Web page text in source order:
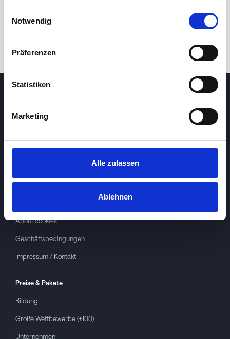
Notwendig
Präferenzen
Statistiken
Marketing
Alle zulassen
Ablehnen
ÜberInvestspiel
About cookies
Geschäftsbedingungen
Impressum / Kontakt
Preise & Pakete
Bildung
Große Wettbewerbe (+100)
Unternehmen